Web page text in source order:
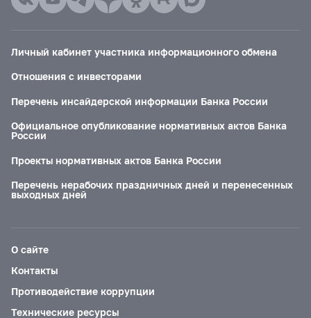
Личный кабинет участника информационного обмена
Отношения с инвесторами
Перечень инсайдерской информации Банка России
Официальное опубликование нормативных актов Банка
России
Проекты нормативных актов Банка России
Перечень нерабочих праздничных дней и перенесенных
выходных дней
О сайте
Контакты
Противодействие коррупции
Технические ресурсы